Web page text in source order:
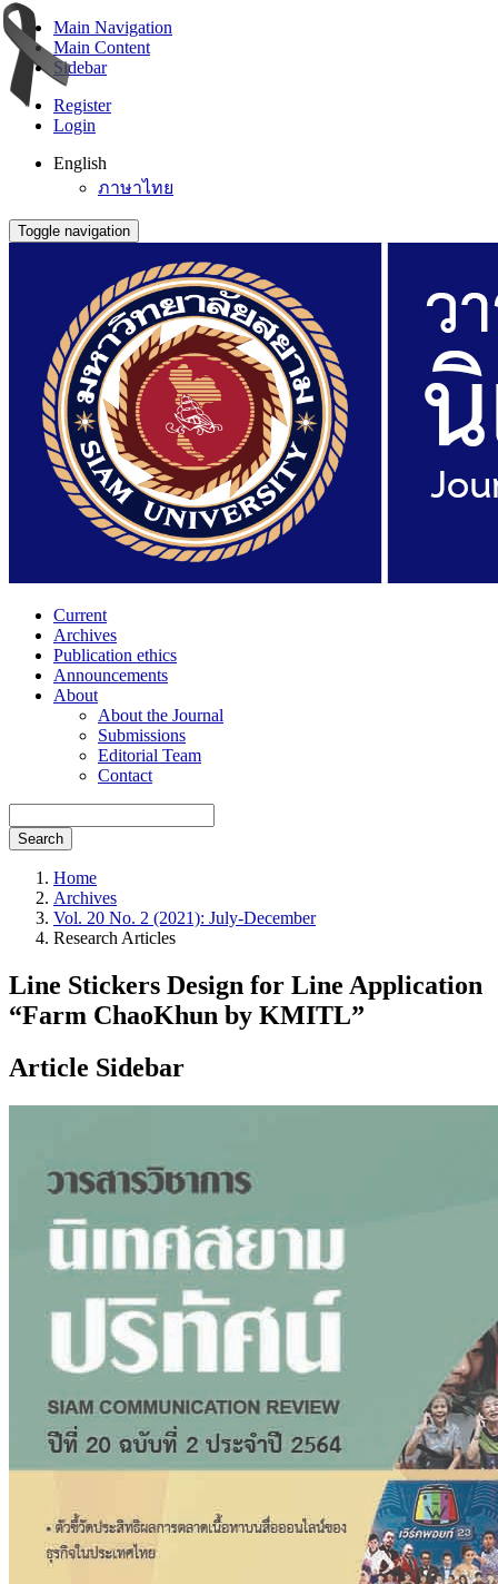
Main Navigation
Main Content
Sidebar
Register
Login
English
ภาษาไทย
Toggle navigation
Current
Archives
Publication ethics
Announcements
About
About the Journal
Submissions
Editorial Team
Contact
Search
Home
Archives
Vol. 20 No. 2 (2021): July-December
Research Articles
Line Stickers Design for Line Application
“Farm ChaoKhun by KMITL”
Article Sidebar